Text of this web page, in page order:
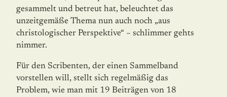
gesammelt und betreut hat, beleuchtet das
unzeitgemäße Thema nun auch noch „aus
christologischer Perspektive“ – schlimmer gehts
nimmer.
Für den Scribenten, der einen Sammelband
vorstellen will, stellt sich regelmäßig das
Problem, wie man mit 19 Beiträgen von 18